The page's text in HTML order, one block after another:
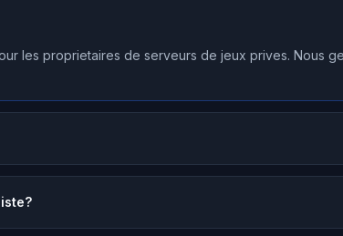
les proprietaires de serveurs de jeux prives. Nous